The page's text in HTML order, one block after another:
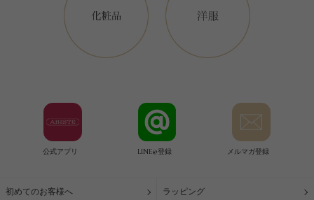
公式アプリ LINE@登録 メルマガ登録
初めてのお客様へ ラッピング